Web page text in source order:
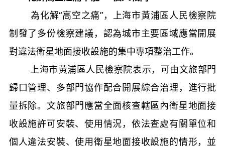
為化解“高空之痛”，上海市黃浦區人民檢察院
制發了多份檢察建議，認為城市主要區域應當開展
對違法衛星地面接收設施的集中專項整治工作。
上海市黃浦區人民檢察院表示，可由文旅部門
歸口管理、多部門協作配合開展綜合治理，進行批
量拆除。文旅部門應當全面核查轄區內衛星地面接
收設施許可安裝、使用情況，依法查處有關單位和
個人違法安裝、使用衛星地面接收設施的情形，並